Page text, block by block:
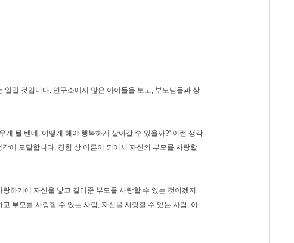
일 것입니다. 연구소에서 많은 아이들을 보고, 부모님들과 상
될 텐데. 어떻게 해야 행복하게 살아갈 수 있을까?' 이런 생각
에 도달합니다. 경험 상 어른이 되어서 자신의 부모를 사랑할
하기에 자신을 낳고 길러준 부모를 사랑할 수 있는 것이겠지
부모를 사랑할 수 있는 사람, 자신을 사랑할 수 있는 사람, 이